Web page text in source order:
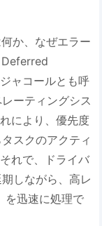
か、なぜエラー
Deferred
ャコールとも呼
ーティングシス
により、優先度
スクのアクティ
れで、ドライバ
しながら、高レ
を迅速に処理で